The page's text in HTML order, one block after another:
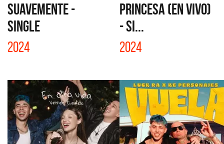
SUAVEMENTE -
SINGLE
2024
PRINCESA (EN VIVO)
- SI...
2024